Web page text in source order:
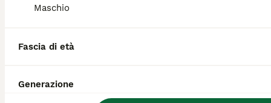
Maschio
Fascia di età
Generazione
cucciolo di Barboncino?